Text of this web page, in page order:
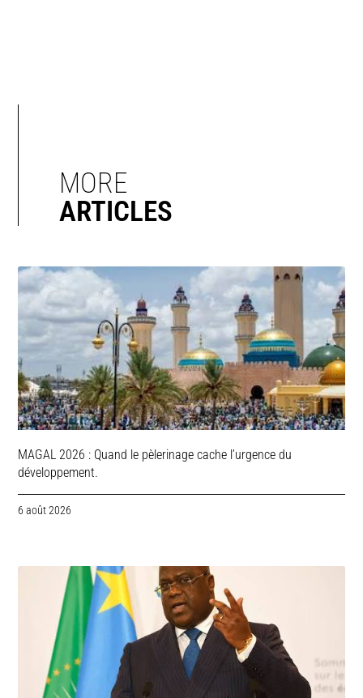
MORE
ARTICLES
MAGAL 2026 : Quand le pèlerinage cache l’urgence du
développement.
6 août 2026